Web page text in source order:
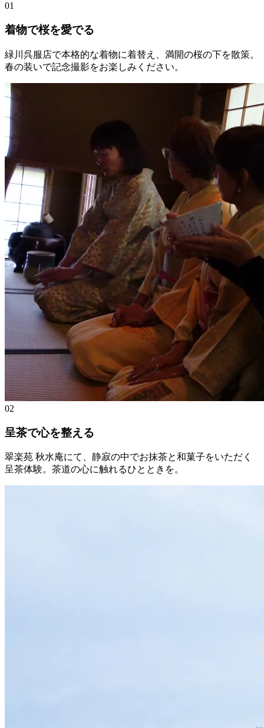
01
着物で桜を愛でる
緑川呉服店で本格的な着物に着替え、満開の桜の下を散策。
春の装いで記念撮影をお楽しみください。
02
呈茶で心を整える
翠楽苑 秋水庵にて、静寂の中でお抹茶と和菓子をいただく
呈茶体験。茶道の心に触れるひとときを。